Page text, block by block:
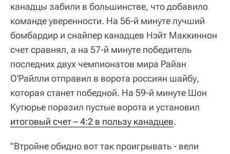
канадцы забили в большинстве, что добавило
команде уверенности. На 56-й минуте лучший
бомбардир и снайпер канадцев Нэйт Маккиннон
счет сравнял, а на 57-й минуте победитель
последних двух чемпионатов мира Райан
О'Райлли отправил в ворота россиян шайбу,
которая станет победной. На 59-й минуте Шон
Кутюрье поразил пустые ворота и установил
итоговый счет – 4:2 в пользу канадцев.
"Втройне обидно вот так проигрывать - вели